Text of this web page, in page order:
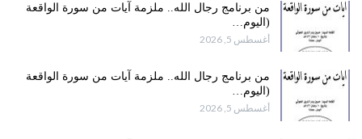
من برنامج رجال الله.. ملزمة آيات من سورة الواقعة
(اليوم…
أغسطس 5, 2026
من برنامج رجال الله.. ملزمة آيات من سورة الواقعة
(اليوم…
أغسطس 5, 2026